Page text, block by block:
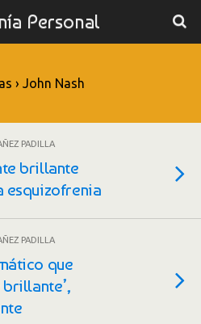
Personal
› John Nash
PADILLA
brillante
esquizofrenia
PADILLA
que
brillante’,